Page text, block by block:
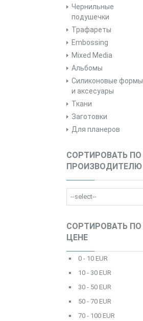
Чернильные
подушечки
Трафареты
Embossing
Mixed Media
Альбомы
Силиконовые формы
и аксесуары
Ткани
Заготовки
Для планеров
СОРТИРОВАТЬ ПО
ПРОИЗВОДИТЕЛЮ
СОРТИРОВАТЬ ПО
ЦЕНЕ
0 - 10 EUR
10 - 30 EUR
30 - 50 EUR
50 - 70 EUR
70 - 100 EUR